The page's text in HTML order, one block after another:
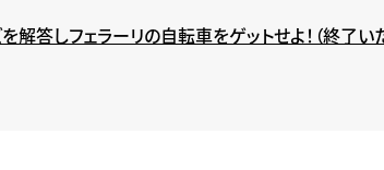
解答しフェラーリの自転車をゲットせよ！（終了い